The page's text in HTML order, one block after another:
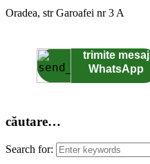
Oradea, str Garoafei nr 3 A
trimite mesaj
WhatsApp
căutare…
Search for: